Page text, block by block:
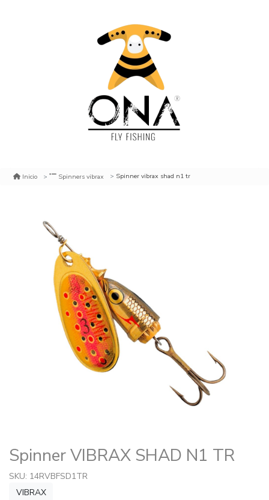
Inicio Spinners vibrax Spinner vibrax shad n1 tr
Spinner VIBRAX SHAD N1 TR
SKU: 14RVBFSD1TR
VIBRAX